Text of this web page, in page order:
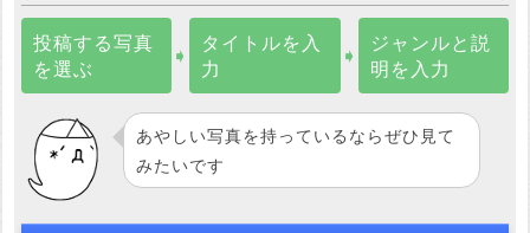
投稿する写真
を選ぶ
➧
タイトルを入
力
➧
ジャンルと説
明を入力
あやしい写真を持っているならぜひ見て
みたいです